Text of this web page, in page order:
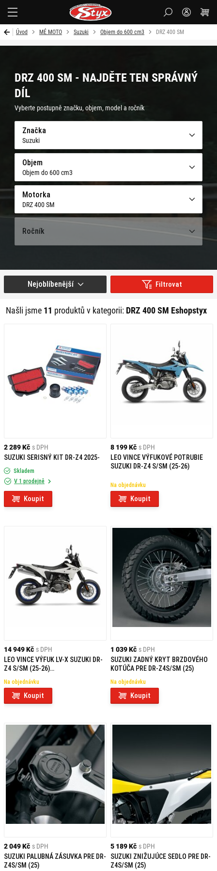
Úvod MÉ MOTO Suzuki Objem do 600 cm3 DRZ 400 SM
DRZ 400 SM - NAJDĚTE TEN SPRÁVNÝ
DÍL
Vyberte postupně značku, objem, model a ročník
Značka
Suzuki
Objem
Objem do 600 cm3
Motorka
DRZ 400 SM
Ročník
Filtrovat
Našli jsme 11 produktů v kategorii: DRZ 400 SM Eshopstyx
Nejoblíbenější
2 289 Kč s DPH
SUZUKI SERISNÝ KIT DR-Z4 2025-
Skladem
V 1 prodejně
Koupit
8 199 Kč s DPH
LEO VINCE VÝFUKOVÉ POTRUBIE
SUZUKI DR-Z4 S/SM (25-26)
Na objednávku
Koupit
14 949 Kč s DPH
LEO VINCE VÝFUK LV-X SUZUKI DR-
Z4 S/SM (25-26)
Na objednávku
Koupit
1 039 Kč s DPH
SUZUKI ZADNÝ KRYT BRZDOVÉHO
KOTÚČA PRE DR-Z4S/SM (25)
Na objednávku
Koupit
2 049 Kč s DPH
SUZUKI PALUBNÁ ZÁSUVKA PRE DR-
Z4S/SM (25)
5 189 Kč s DPH
SUZUKI ZNIŽUJÚCE SEDLO PRE DR-
Z4S/SM (25)